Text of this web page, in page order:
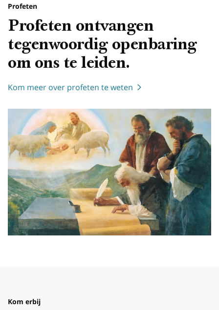
Profeten
Profeten ontvangen
tegenwoordig openbaring
om ons te leiden.
Kom meer over profeten te weten
Kom erbij